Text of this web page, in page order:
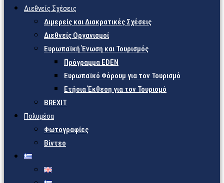
Διεθνείς Σχέσεις
Διμερείς και Διακρατικές Σχέσεις
Διεθνείς Οργανισμοί
Ευρωπαϊκή Ένωση και Τουρισμός
Πρόγραμμα EDEN
Ευρωπαϊκό Φόρουμ για τον Τουρισμό
Ετήσια Έκθεση για τον Τουρισμό
BREXIT
Πολυμέσα
Φωτογραφίες
Βίντεο